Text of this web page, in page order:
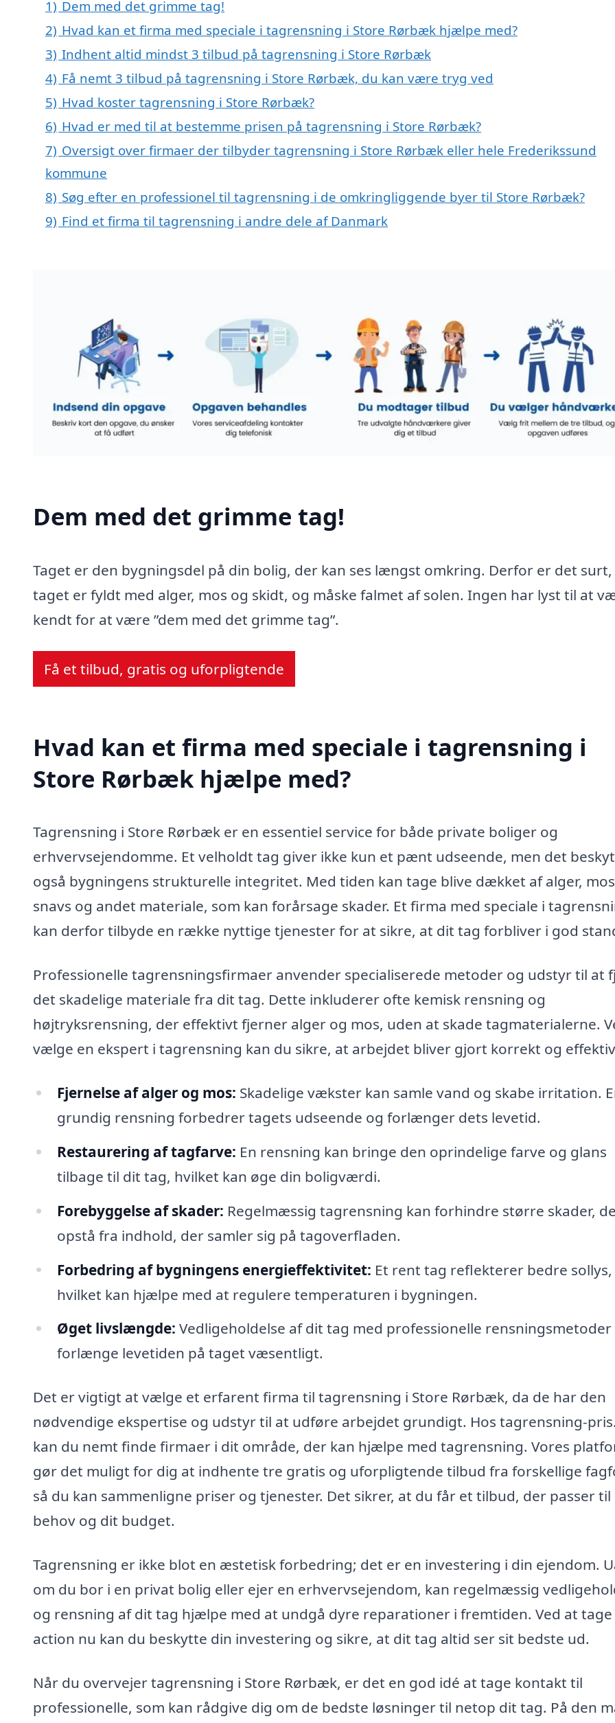
1) Dem med det grimme tag!
2) Hvad kan et firma med speciale i tagrensning i Store Rørbæk hjælpe med?
3) Indhent altid mindst 3 tilbud på tagrensning i Store Rørbæk
4) Få nemt 3 tilbud på tagrensning i Store Rørbæk, du kan være tryg ved
5) Hvad koster tagrensning i Store Rørbæk?
6) Hvad er med til at bestemme prisen på tagrensning i Store Rørbæk?
7) Oversigt over firmaer der tilbyder tagrensning i Store Rørbæk eller hele Frederikssund
kommune
8) Søg efter en professionel til tagrensning i de omkringliggende byer til Store Rørbæk?
9) Find et firma til tagrensning i andre dele af Danmark
Dem med det grimme tag!
Taget er den bygningsdel på din bolig, der kan ses længst omkring. Derfor er det
taget er fyldt med alger, mos og skidt, og måske falmet af solen. Ingen har lyst til at
kendt for at være ”dem med det grimme tag”.
Få et tilbud, gratis og uforpligtende
Hvad kan et firma med speciale i tagrensning i
Store Rørbæk hjælpe med?
Tagrensning i Store Rørbæk er en essentiel service for både private boliger og
erhvervsejendomme. Et velholdt tag giver ikke kun et pænt udseende, men det
også bygningens strukturelle integritet. Med tiden kan tage blive dækket af alger,
snavs og andet materiale, som kan forårsage skader. Et firma med speciale i
kan derfor tilbyde en række nyttige tjenester for at sikre, at dit tag forbliver i god
Professionelle tagrensningsfirmaer anvender specialiserede metoder og udstyr til at
det skadelige materiale fra dit tag. Dette inkluderer ofte kemisk rensning og
højtryksrensning, der effektivt fjerner alger og mos, uden at skade tagmaterialerne.
vælge en ekspert i tagrensning kan du sikre, at arbejdet bliver gjort korrekt og
Fjernelse af alger og mos: Skadelige vækster kan samle vand og skabe irritation.
grundig rensning forbedrer tagets udseende og forlænger dets levetid.
Restaurering af tagfarve: En rensning kan bringe den oprindelige farve og glans
tilbage til dit tag, hvilket kan øge din boligværdi.
Forebyggelse af skader: Regelmæssig tagrensning kan forhindre større skader,
opstå fra indhold, der samler sig på tagoverfladen.
Forbedring af bygningens energieffektivitet: Et rent tag reflekterer bedre sollys,
hvilket kan hjælpe med at regulere temperaturen i bygningen.
Øget livslængde: Vedligeholdelse af dit tag med professionelle rensningsmetoder
forlænge levetiden på taget væsentligt.
Det er vigtigt at vælge et erfarent firma til tagrensning i Store Rørbæk, da de har den
nødvendige ekspertise og udstyr til at udføre arbejdet grundigt. Hos tagrensning-
kan du nemt finde firmaer i dit område, der kan hjælpe med tagrensning. Vores
gør det muligt for dig at indhente tre gratis og uforpligtende tilbud fra forskellige
så du kan sammenligne priser og tjenester. Det sikrer, at du får et tilbud, der passer til
behov og dit budget.
Tagrensning er ikke blot en æstetisk forbedring; det er en investering i din ejendom.
om du bor i en privat bolig eller ejer en erhvervsejendom, kan regelmæssig
og rensning af dit tag hjælpe med at undgå dyre reparationer i fremtiden. Ved at tage
action nu kan du beskytte din investering og sikre, at dit tag altid ser sit bedste ud.
Når du overvejer tagrensning i Store Rørbæk, er det en god idé at tage kontakt til
professionelle, som kan rådgive dig om de bedste løsninger til netop dit tag. På den